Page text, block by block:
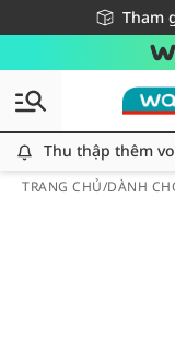
Tham
Miễn phí
Giao hàng
Thu thập thêm
TRANG CHỦ/DÀNH